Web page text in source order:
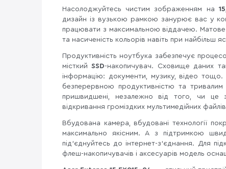
Насолоджуйтесь чистим зображенням на
дизайн із вузькою рамкою занурює вас у
працювати з максимальною віддачею. Матове
та насиченість кольорів навіть при найбільш
Продуктивність ноутбука забезпечує
місткийSSD-накопичувач. Сховище даних
інформацію: документи, музику, відео
безперервною продуктивністю та
пришвидшені, незалежно від того, чи це
відкривання громіздких мультимедійних
Вбудована камера, вбудовані технології
максимально якісним. А з підтримкою
під'єднуйтесь до інтернет-з'єднання. Для
флеш-накопичувачів і аксесуарів модель